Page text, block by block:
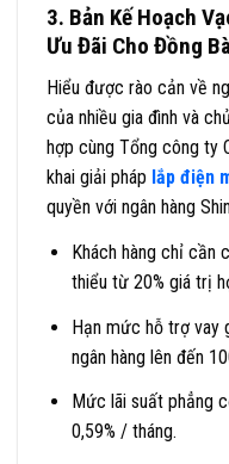
3. Bản Kế Hoạch
Ưu Đãi Cho Đồng
Hiểu được rào cản về
của nhiều gia đình và
hợp cùng Tổng công ty
khai giải pháp lắp điện
quyền với ngân hàng
Khách hàng chỉ
thiểu từ 20% giá trị
Hạn mức hỗ trợ vay
ngân hàng lên đến
Mức lãi suất phẳng
0,59% / tháng.